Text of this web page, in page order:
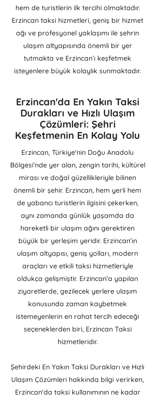
hem de turistlerin ilk tercihi olmaktadır.
Erzincan taksi hizmetleri, geniş bir hizmet
ağı ve profesyonel yaklaşımı ile şehrin
ulaşım altyapısında önemli bir yer
tutmakta ve Erzincan’ı keşfetmek
isteyenlere büyük kolaylık sunmaktadır.
Erzincan'da En Yakın Taksi
Durakları ve Hızlı Ulaşım
Çözümleri: Şehri
Keşfetmenin En Kolay Yolu
Erzincan, Türkiye'nin Doğu Anadolu
Bölgesi’nde yer alan, zengin tarihi, kültürel
mirası ve doğal güzellikleriyle bilinen
önemli bir şehir. Erzincan, hem yerli hem
de yabancı turistlerin ilgisini çekerken,
aynı zamanda günlük yaşamda da
hareketli bir ulaşım ağını gerektiren
büyük bir yerleşim yeridir. Erzincan’ın
ulaşım altyapısı, geniş yolları, modern
araçları ve etkili taksi hizmetleriyle
oldukça gelişmiştir. Erzincan’a yapılan
ziyaretlerde, gezilecek yerlere ulaşım
konusunda zaman kaybetmek
istemeyenlerin en rahat tercih edeceği
seçeneklerden biri, Erzincan Taksi
hizmetleridir.
Şehirdeki En Yakın Taksi Durakları ve Hızlı
Ulaşım Çözümleri hakkında bilgi verirken,
Erzincan'da taksi kullanımının ne kadar